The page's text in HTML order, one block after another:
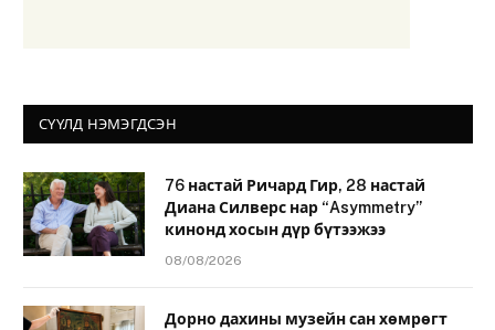
СҮҮЛД НЭМЭГДСЭН
76 настай Ричард Гир, 28 настай
Диана Силверс нар “Asymmetry”
кинонд хосын дүр бүтээжээ
08/08/2026
Дорно дахины музейн сан хөмрөгт